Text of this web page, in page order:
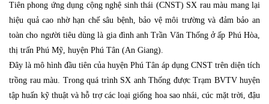
Tiên phong ứng dụng cộng nghệ sinh thái (CNST) SX rau màu mang lại
hiệu quả cao nhờ hạn chế sâu bệnh, bảo vệ môi trường và đảm bảo an
toàn cho người tiêu dùng là gia đình anh Trần Văn Thống ở ấp Phú Hòa,
thị trấn Phú Mỹ, huyện Phú Tân (An Giang).
Đây là mô hình đầu tiên của huyện Phú Tân áp dụng CNST trên diện tích
trồng rau màu. Trong quá trình SX anh Thống được Trạm BVTV huyện
tập huấn kỹ thuật và hỗ trợ các loại giống hoa sao nhái, cúc mặt trời, đậu